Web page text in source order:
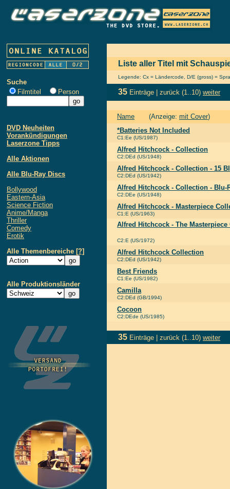
Suche
Filmtitel
Person
DVD Neuheiten
Vorankündigungen
Laserzone Tipps
Alle Aktionen
Alle Blu-Ray Discs
Bollywood
Eastern-Asia
Science Fiction
Anime/Manga
Thriller
Comedy
Erotik
Alle Themenbereiche [?]
Alle Produktionsländer
Liste aller Titel mit
Legende: Cx = Ländercode, D/E (gross) =
35 Einträge | zurück (1..10) weiter
Name (Anzeige: mit Cover)
*Batteries Not Included
C1:Ee (US/1987)
Alfred Hitchcock - Collection
C2:DEd (US/1948)
Alfred Hitchcock - Collection - 15
C2:DEd (US/1942)
Alfred Hitchcock - Collection - Blu-
C2:DEe (US/1948)
Alfred Hitchcock - Masterpiece
C1:E (US/1963)
Alfred Hitchcock - The
C2:E (US/1972)
Alfred Hitchcock Collection
C2:DEd (US/1942)
Best Friends
C1:Ee (US/1982)
Camilla
C2:DEd (GB/1994)
Cocoon
C2:DEde (US/1985)
35 Einträge | zurück (1..10) weiter